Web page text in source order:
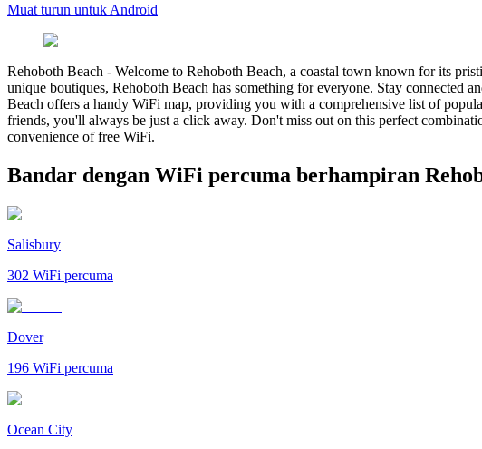
Muat turun untuk Android
Rehoboth Beach - Welcome to Rehoboth Beach, a coastal town known for its
unique boutiques, Rehoboth Beach has something for everyone. Stay connected
Beach offers a handy WiFi map, providing you with a comprehensive list of
friends, you'll always be just a click away. Don't miss out on this perfect
convenience of free WiFi.
Bandar dengan WiFi percuma berhampiran
Salisbury
302 WiFi percuma
Dover
196 WiFi percuma
Ocean City